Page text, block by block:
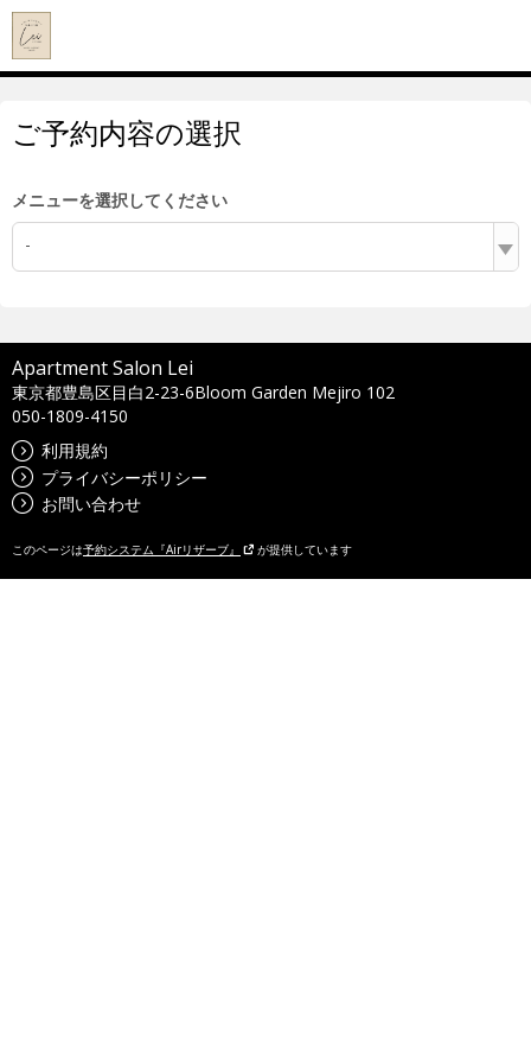
ご予約内容の選択
メニューを選択してください
-
Apartment Salon Lei
東京都豊島区目白2-23-6Bloom Garden Mejiro 102
050-1809-4150
利用規約
プライバシーポリシー
お問い合わせ
このページは予約システム『Airリザーブ』 が提供しています